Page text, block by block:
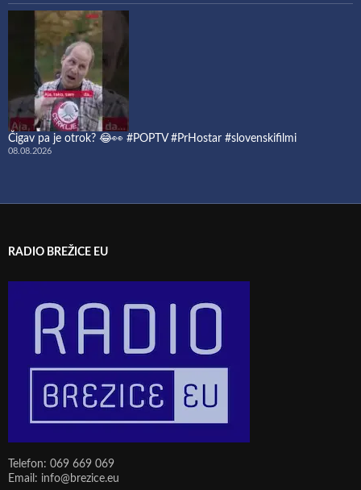
Čigav pa je otrok? 😂👀 #POPTV #PrHostar #slovenskifilmi
08.08.2026
RADIO BREŽICE EU
Telefon: 069 669 069
Email: info@brezice.eu